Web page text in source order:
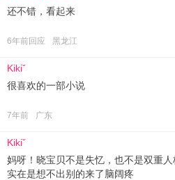
还不错，看起来
6年前回应 黑龙江
Kikiˇ
很喜欢的一部小说
7年前 广东
Kikiˇ
妈呀！晓宝贝不是失忆，也不是双重
实在是想不出别的来了脑阔疼